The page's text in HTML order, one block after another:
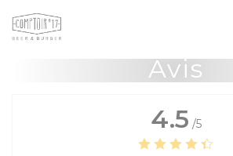
Personnalisation de vos choix en
Avis
4.5 /5